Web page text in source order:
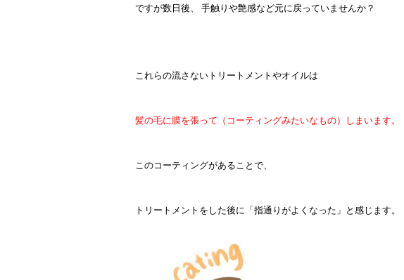
ですが数日後、 手触りや艶感など元に戻っていませんか？
これらの流さないトリートメントやオイルは
髪の毛に膜を張って（コーティングみたいなもの）しまいます。
このコーティングがあることで、
トリートメントをした後に「指通りがよくなった」と感じます。